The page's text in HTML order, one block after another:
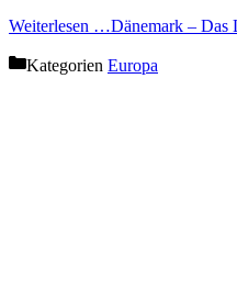
Weiterlesen …Dänemark – Das
Kategorien Europa